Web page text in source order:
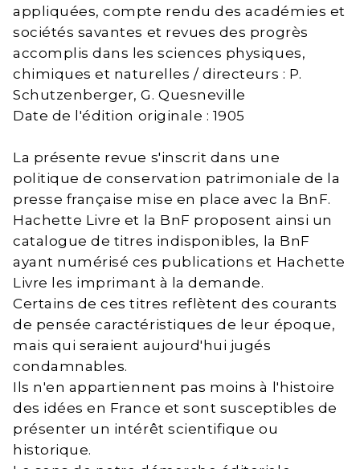
appliquées, compte rendu des académies et
sociétés savantes et revues des progrès
accomplis dans les sciences physiques,
chimiques et naturelles / directeurs : P.
Schutzenberger, G. Quesneville
Date de l'édition originale : 1905
La présente revue s'inscrit dans une
politique de conservation patrimoniale de la
presse française mise en place avec la BnF.
Hachette Livre et la BnF proposent ainsi un
catalogue de titres indisponibles, la BnF
ayant numérisé ces publications et Hachette
Livre les imprimant à la demande.
Certains de ces titres reflètent des courants
de pensée caractéristiques de leur époque,
mais qui seraient aujourd'hui jugés
condamnables.
Ils n'en appartiennent pas moins à l'histoire
des idées en France et sont susceptibles de
présenter un intérêt scientifique ou
historique.